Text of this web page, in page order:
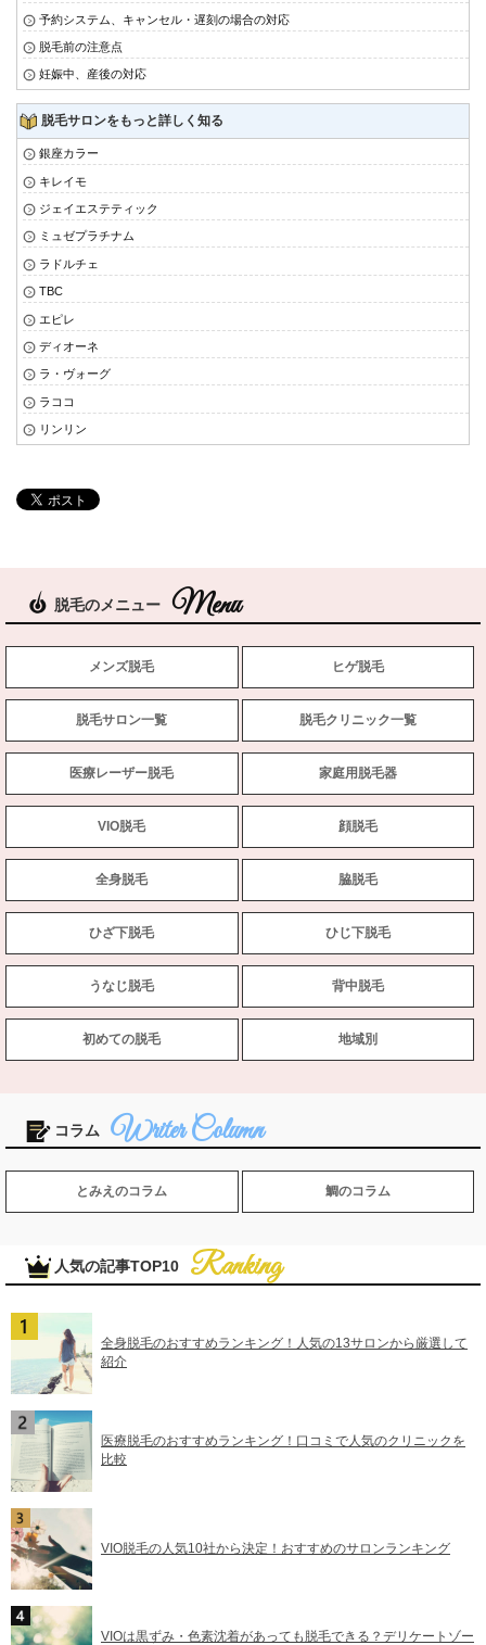
予約システム、キャンセル・遅刻の場合の対応
脱毛前の注意点
妊娠中、産後の対応
脱毛サロンをもっと詳しく知る
銀座カラー
キレイモ
ジェイエステティック
ミュゼプラチナム
ラドルチェ
TBC
エピレ
ディオーネ
ラ・ヴォーグ
ラココ
リンリン
脱毛のメニュー
メンズ脱毛 ヒゲ脱毛
脱毛サロン一覧 脱毛クリニック一覧
医療レーザー脱毛 家庭用脱毛器
VIO脱毛 顔脱毛
全身脱毛 脇脱毛
ひざ下脱毛 ひじ下脱毛
うなじ脱毛 背中脱毛
初めての脱毛 地域別
コラム
とみえのコラム 鯛のコラム
人気の記事TOP10
全身脱毛のおすすめランキング！人気の13サロンから厳選して
紹介
医療脱毛のおすすめランキング！口コミで人気のクリニックを
比較
VIO脱毛の人気10社から決定！おすすめのサロンランキング
VIOは黒ずみ・色素沈着があっても脱毛できる？デリケートゾー